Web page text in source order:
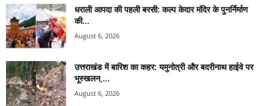
धराली आपदा की पहली बरसी: कल्प केदार मंदिर के पुनर्निर्माण
की...
August 6, 2026
उत्तराखंड में बारिश का कहर: यमुनोत्री और बदरीनाथ हाईवे पर
भूस्खलन,...
August 6, 2026